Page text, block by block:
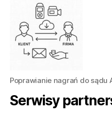
Poprawianie nagrań do sądu
Serwisy